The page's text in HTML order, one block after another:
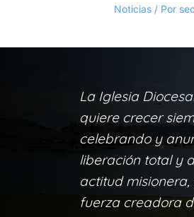
Noticias / Por
La Iglesia
quiere crecer
celebrando y
liberación total y
actitud
fuerza creadora